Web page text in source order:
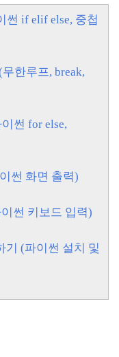
썬 if elif else, 중첩
한루프, break,
썬 for else,
썬 화면 출력)
썬 키보드 입력)
기 (파이썬 설치 및